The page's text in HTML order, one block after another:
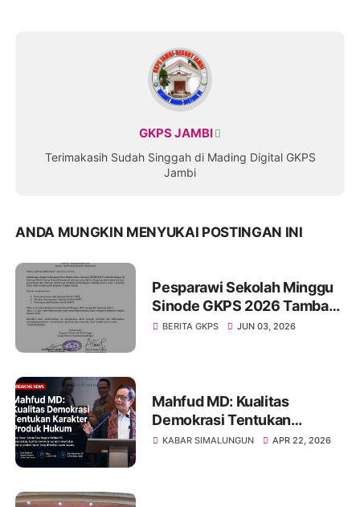
GKPS JAMBI
Terimakasih Sudah Singgah di Mading Digital GKPS
Jambi
ANDA MUNGKIN MENYUKAI POSTINGAN INI
Pesparawi Sekolah Minggu
Sinode GKPS 2026 Tambah
Kuota Peserta, Juara III
BERITA GKPS JUN 03, 2026
Mahfud MD: Kualitas
Demokrasi Tentukan
Karakter Produk Hukum
KABAR SIMALUNGUN APR 22, 2026